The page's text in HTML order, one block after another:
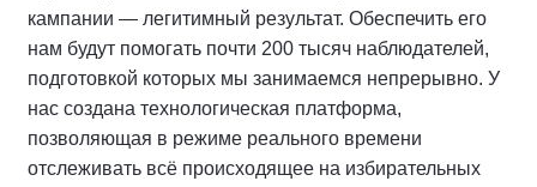
кампании — легитимный результат. Обеспечить его
нам будут помогать почти 200 тысяч наблюдателей,
подготовкой которых мы занимаемся непрерывно. У
нас создана технологическая платформа,
позволяющая в режиме реального времени
отслеживать всё происходящее на избирательных